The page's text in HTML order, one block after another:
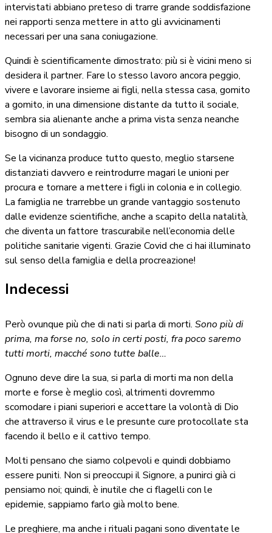
intervistati abbiano preteso di trarre grande soddisfazione
nei rapporti senza mettere in atto gli avvicinamenti
necessari per una sana coniugazione.
Quindi è scientificamente dimostrato: più si è vicini meno si
desidera il partner. Fare lo stesso lavoro ancora peggio,
vivere e lavorare insieme ai figli, nella stessa casa, gomito
a gomito, in una dimensione distante da tutto il sociale,
sembra sia alienante anche a prima vista senza neanche
bisogno di un sondaggio.
Se la vicinanza produce tutto questo, meglio starsene
distanziati davvero e reintrodurre magari le unioni per
procura e tornare a mettere i figli in colonia e in collegio.
La famiglia ne trarrebbe un grande vantaggio sostenuto
dalle evidenze scientifiche, anche a scapito della natalità,
che diventa un fattore trascurabile nell’economia delle
politiche sanitarie vigenti. Grazie Covid che ci hai illuminato
sul senso della famiglia e della procreazione!
Indecessi
Però ovunque più che di nati si parla di morti. Sono più di
prima, ma forse no, solo in certi posti, fra poco saremo
tutti morti, macché sono tutte balle…
Ognuno deve dire la sua, si parla di morti ma non della
morte e forse è meglio così, altrimenti dovremmo
scomodare i piani superiori e accettare la volontà di Dio
che attraverso il virus e le presunte cure protocollate sta
facendo il bello e il cattivo tempo.
Molti pensano che siamo colpevoli e quindi dobbiamo
essere puniti. Non si preoccupi il Signore, a punirci già ci
pensiamo noi; quindi, è inutile che ci flagelli con le
epidemie, sappiamo farlo già molto bene.
Le preghiere, ma anche i rituali pagani sono diventate le